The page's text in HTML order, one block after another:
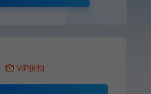
VIP折扣